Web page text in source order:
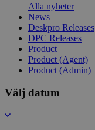
Alla nyheter
News
Deskpro Releases
DPC Releases
Product
Product (Agent)
Product (Admin)
Välj datum